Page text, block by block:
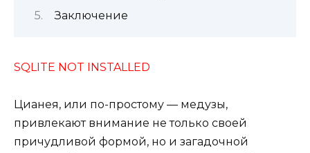
Заключение
SQLITE NOT INSTALLED
Цианея, или по-простому — медузы,
привлекают внимание не только своей
причудливой формой, но и загадочной